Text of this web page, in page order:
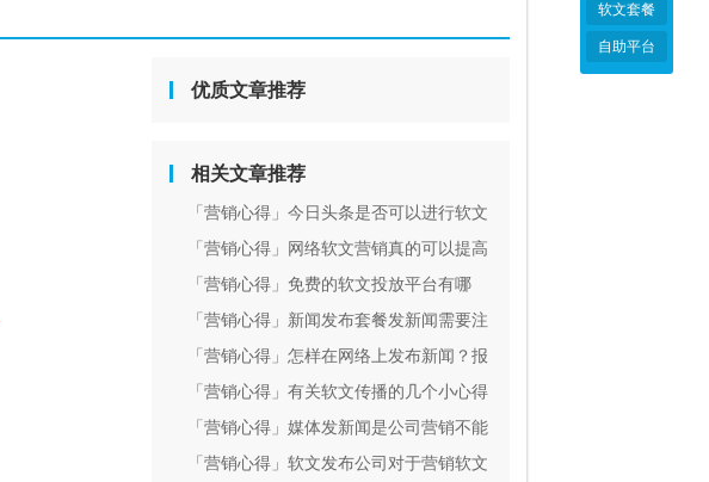
软文套餐
自助平台
优质文章推荐
相关文章推荐
「营销心得」今日头条是否可以进行软文
营销宣传
「营销心得」网络软文营销真的可以提高
知名度吗？
「营销心得」免费的软文投放平台有哪
些？
「营销心得」新闻发布套餐发新闻需要注
意那些一些事项
「营销心得」怎样在网络上发布新闻？报
价低、发布高效的是哪家从业室？
「营销心得」有关软文传播的几个小心得
「营销心得」媒体发新闻是公司营销不能
少的推广方法之一
「营销心得」软文发布公司对于营销软文